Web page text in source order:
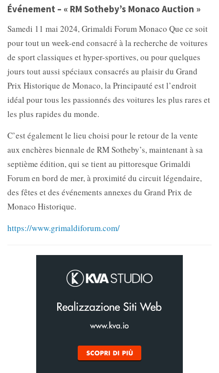
Événement – « RM Sotheby’s Monaco Auction »
Samedi 11 mai 2024, Grimaldi Forum Monaco Que ce soit
pour tout un week-end consacré à la recherche de voitures
de sport classiques et hyper-sportives, ou pour quelques
jours tout aussi spéciaux consacrés au plaisir du Grand
Prix Historique de Monaco, la Principauté est l’endroit
idéal pour tous les passionnés des voitures les plus rares et
les plus rapides du monde.
C’est également le lieu choisi pour le retour de la vente
aux enchères biennale de RM Sotheby’s, maintenant à sa
septième édition, qui se tient au pittoresque Grimaldi
Forum en bord de mer, à proximité du circuit légendaire,
des fêtes et des événements annexes du Grand Prix de
Monaco Historique.
https://www.grimaldiforum.com/